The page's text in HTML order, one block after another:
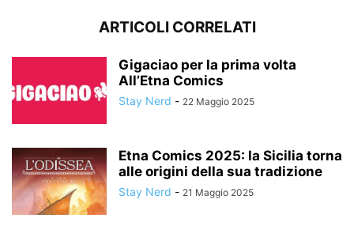
ARTICOLI CORRELATI
Gigaciao per la prima volta
All’Etna Comics
Stay Nerd - 22 Maggio 2025
Etna Comics 2025: la Sicilia torna
alle origini della sua tradizione
Stay Nerd - 21 Maggio 2025